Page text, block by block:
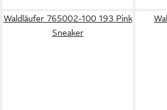
Waldläufer 765002-100 193 Pink
Sneaker